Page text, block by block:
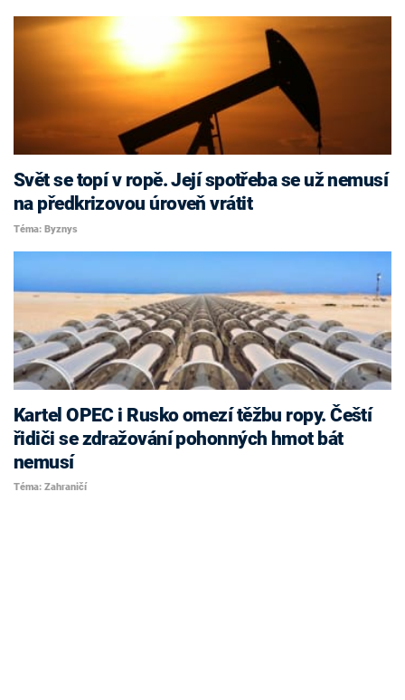
Svět se topí v ropě. Její spotřeba se už nemusí
na předkrizovou úroveň vrátit
Téma: Byznys
Kartel OPEC i Rusko omezí těžbu ropy. Čeští
řidiči se zdražování pohonných hmot bát
nemusí
Téma: Zahraničí